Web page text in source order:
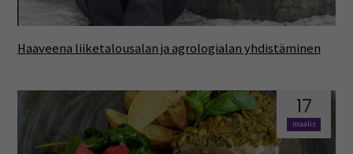
Haaveena liiketalousalan ja agrologialan yhdistäminen
17
maalis